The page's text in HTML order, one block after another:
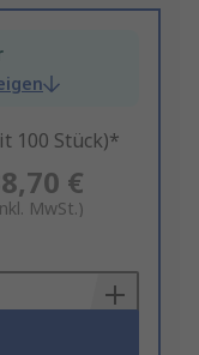
100 Stück)*
€
MwSt.)